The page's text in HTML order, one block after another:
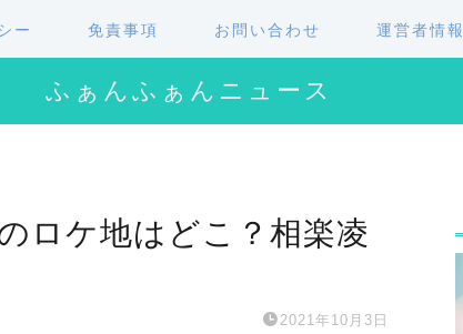
ー 免責事項 お問い合わせ 運営者情報
ふぁんふぁんニュース
ロケ地はどこ？相楽凌
2021年10月3日